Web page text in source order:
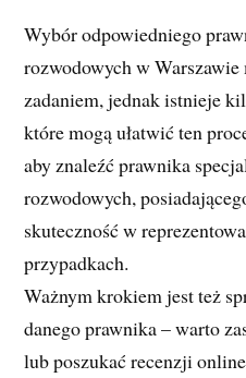
Wybór odpowiedniego
rozwodowych w Warszawie
zadaniem, jednak istnieje
które mogą ułatwić ten
aby znaleźć prawnika
rozwodowych,
skuteczność w
przypadkach.
Ważnym krokiem jest też
danego prawnika – warto
lub poszukać recenzji